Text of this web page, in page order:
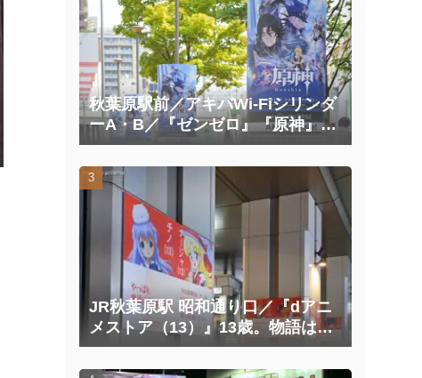
秋葉原駅前／アキバWi-Fiシリンダ
ーA・B／『ゼンゼロ』『原神』広
告掲載
JR秋葉原駅 昭和通り口／『dアニ
メストア（13）』13歳。物語はこ
こから、面白くなる。広告
（2025/10/20掲載開始）